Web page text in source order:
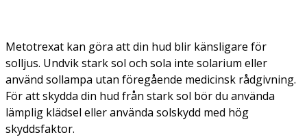
Metotrexat kan göra att din hud blir känsligare för
solljus. Undvik stark sol och sola inte solarium eller
använd sollampa utan föregående medicinsk rådgivning.
För att skydda din hud från stark sol bör du använda
lämplig klädsel eller använda solskydd med hög
skyddsfaktor.